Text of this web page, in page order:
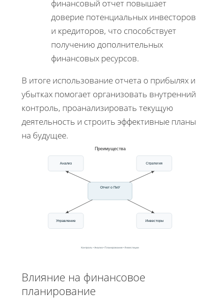
финансовый отчет повышает
доверие потенциальных инвесторов
и кредиторов, что способствует
получению дополнительных
финансовых ресурсов.
В итоге использование отчета о прибылях и
убытках помогает организовать внутренний
контроль, проанализировать текущую
деятельность и строить эффективные планы
на будущее.
Преимущества
Анализ Стратегия
Отчет о ПиУ
Управление Инвесторы
Контроль • Анализ • Планирование • Инвестиции
Влияние на финансовое
планирование